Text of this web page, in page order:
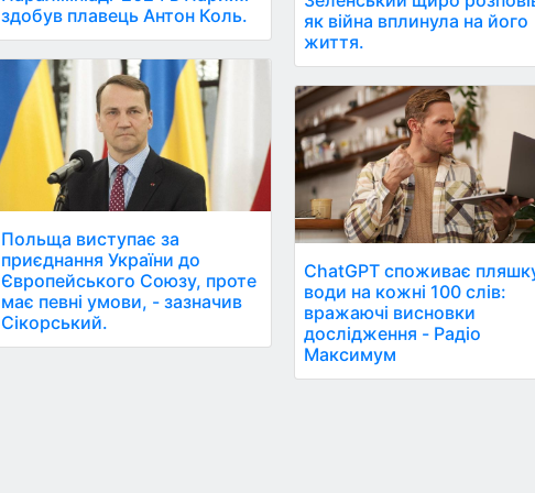
здобув плавець Антон Коль.
Польща виступає за
приєднання України до
Європейського Союзу, проте
має певні умови, - зазначив
Сікорський.
як війна вплинула на його
життя.
ChatGPT споживає
води на кожні 100 слів:
вражаючі висновки
дослідження - Радіо
Максимум